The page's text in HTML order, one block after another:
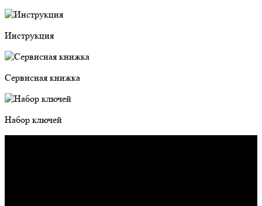
Инструкция
Сервисная книжка
Набор ключей